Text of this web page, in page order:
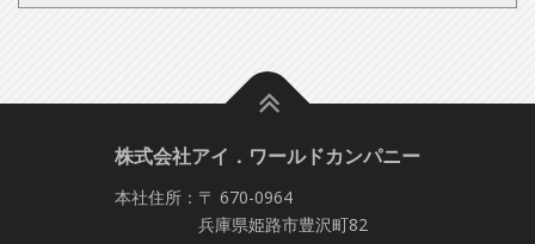
株式会社アイ．ワールドカンパニー
本社住所：〒 670-0964
兵庫県姫路市豊沢町82